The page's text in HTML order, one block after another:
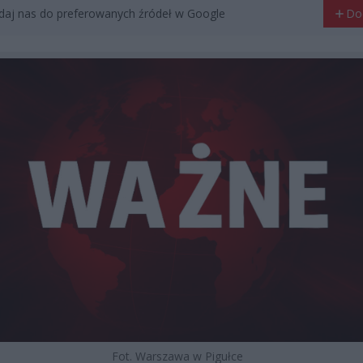
nas do preferowanych źródeł w Google
Fot. Warszawa w Pigułce